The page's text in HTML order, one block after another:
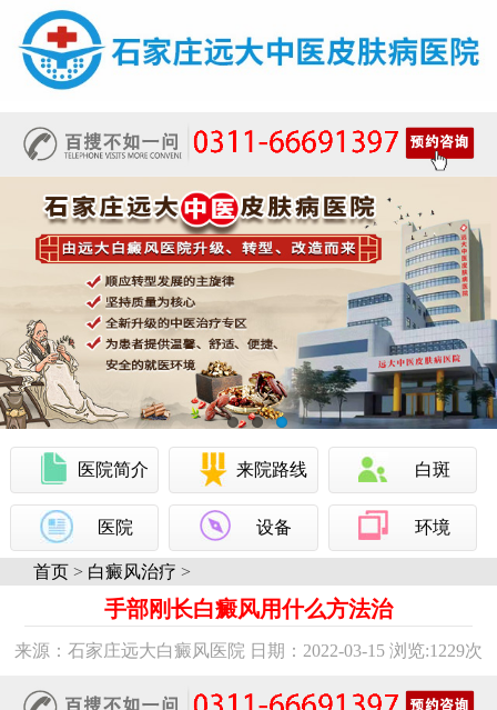
医院简介 来院路线 白斑
医院 设备 环境
首页 > 白癜风治疗 >
手部刚长白癜风用什么方法治
来源：石家庄远大白癜风医院 日期：2022-03-15 浏览:1229次